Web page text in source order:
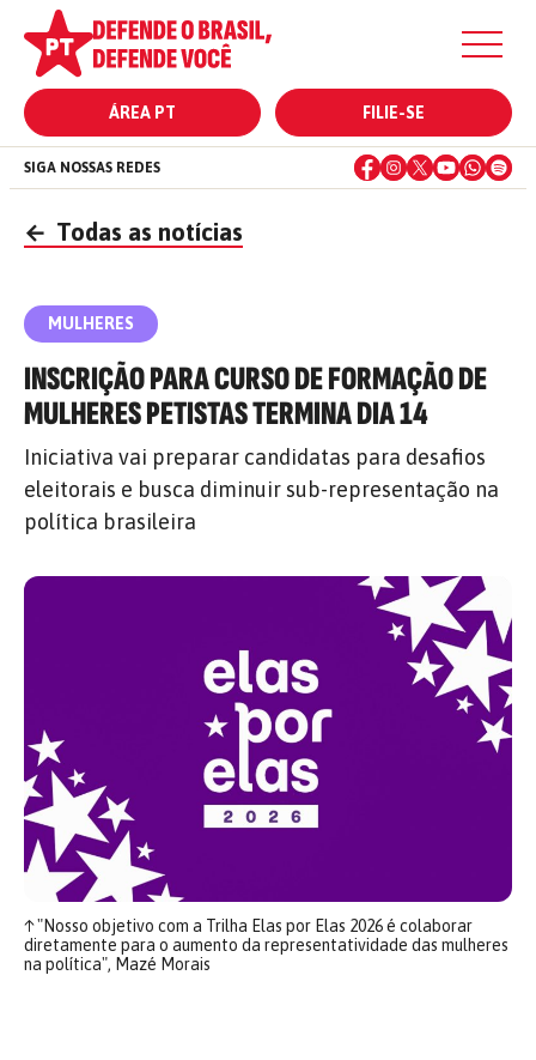
ÁREA PT FILIE-SE
SIGA NOSSAS REDES
← Todas as notícias
MULHERES
INSCRIÇÃO PARA CURSO DE FORMAÇÃO DE
MULHERES PETISTAS TERMINA DIA 14
Iniciativa vai preparar candidatas para desafios
eleitorais e busca diminuir sub-representação na
política brasileira
↑"Nosso objetivo com a Trilha Elas por Elas 2026 é colaborar
diretamente para o aumento da representatividade das mulheres
na política", Mazé Morais